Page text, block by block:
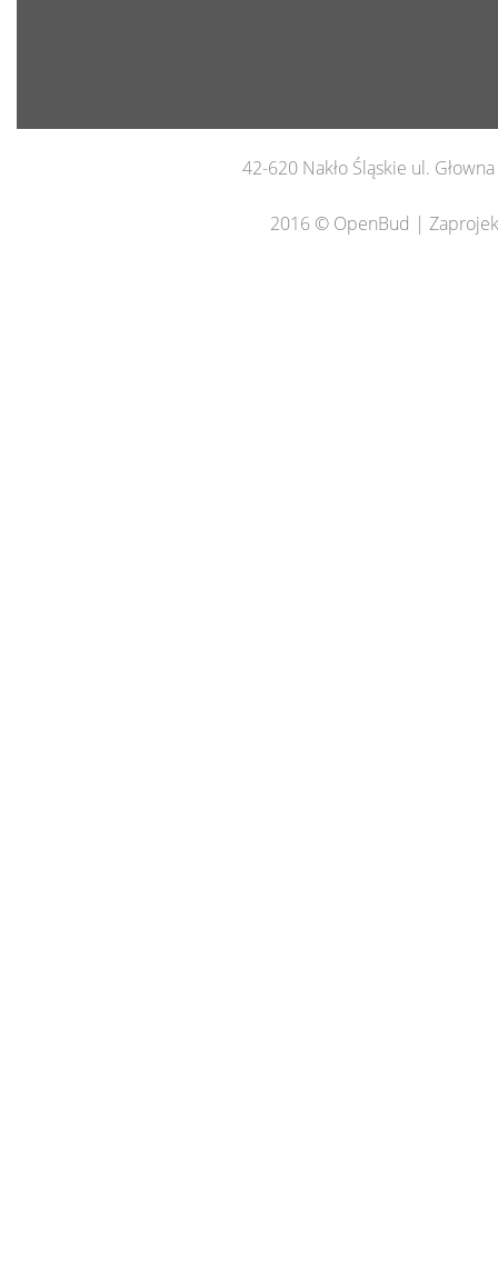
42-620 Nakło Śląskie ul.
2016 © OpenBud |